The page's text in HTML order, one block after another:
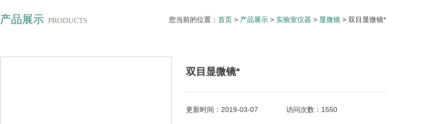
产品展示 PRODUCTS 您当前的位置： 首页 > 产品展示 > 实验室仪器 > 显微镜 > 双目显微镜*
双目显微镜*
更新时间：2019-03-07 访问次数：1550